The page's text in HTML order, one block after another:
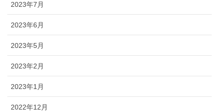
2023年7月
2023年6月
2023年5月
2023年2月
2023年1月
2022年12月